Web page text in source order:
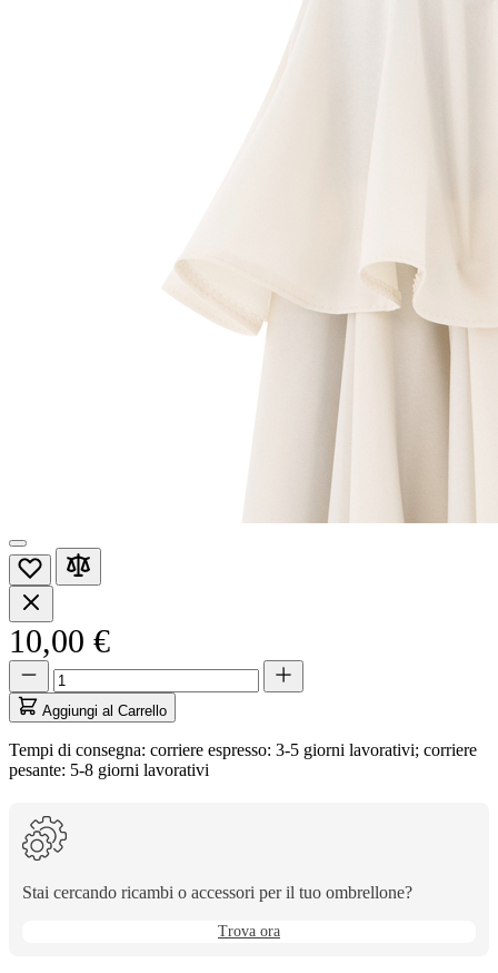
10,00 €
Quantità
aggiornata
1
Quantità
Aggiungi al Carrello
Tempi di consegna: corriere espresso: 3-5 giorni lavorativi; corriere
pesante: 5-8 giorni lavorativi
Stai cercando ricambi o accessori per il tuo ombrellone?
Trova ora